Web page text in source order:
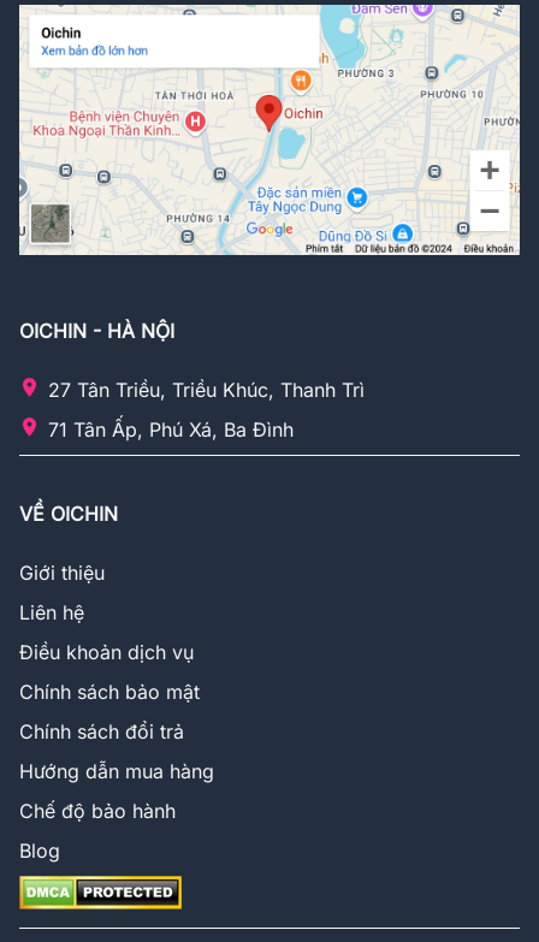
OICHIN - HÀ NỘI
27 Tân Triều, Triều Khúc, Thanh Trì
71 Tân Ấp, Phú Xá, Ba Đình
VỀ OICHIN
Giới thiệu
Liên hệ
Điều khoản dịch vụ
Chính sách bảo mật
Chính sách đổi trả
Hướng dẫn mua hàng
Chế độ bảo hành
Blog